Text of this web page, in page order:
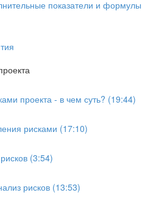
показатели и формулы
проекта - в чем суть? (19:44)
рисками (17:10)
(3:54)
рисков (13:53)